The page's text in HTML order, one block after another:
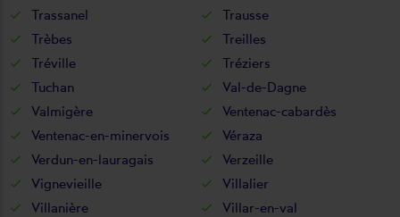
Trassanel
Trausse
Trèbes
Treilles
Tréville
Tréziers
Tuchan
Val-de-Dagne
Valmigère
Ventenac-cabardès
Ventenac-en-minervois
Véraza
Verdun-en-lauragais
Verzeille
Vignevieille
Villalier
Villanière
Villar-en-val